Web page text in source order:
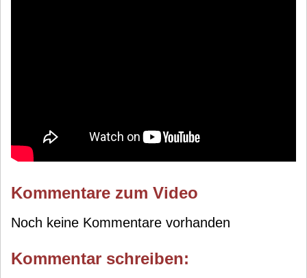
Kommentare zum Video
Noch keine Kommentare vorhanden
Kommentar schreiben: